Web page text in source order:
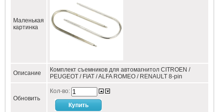
Маленькая
картинка
Описание
Комплект съемников для автомагнитол CITROEN /
PEUGEOT / FIAT / ALFA ROMEO / RENAULT 8-pin
Обновить
Кол-во: